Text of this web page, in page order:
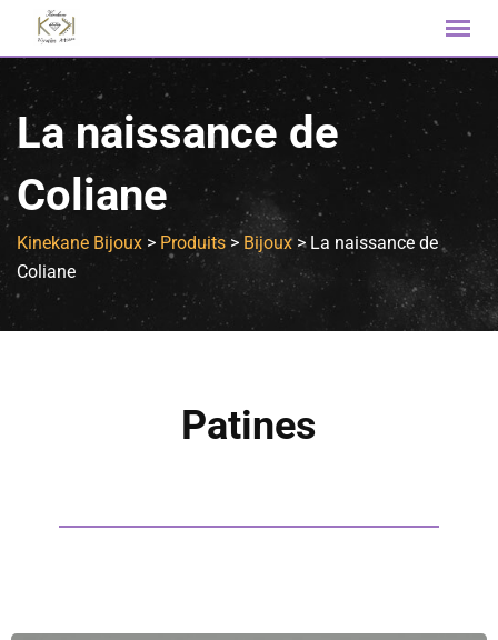
La naissance de
Coliane
Kinekane Bijoux > Produits > Bijoux> La naissance de
Coliane
Patines